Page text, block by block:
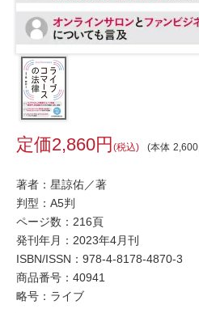
本体 2,600
2,860 税込
著者：星諒佑／著
判型：A5判
ページ数：216頁
発刊年月：2023年4月刊
ISBN/ISSN： 978-4-8178-4870-3
商品番号：40941
略号：ライブ